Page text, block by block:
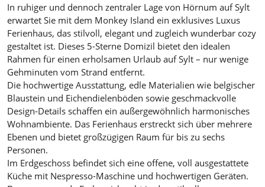
In ruhiger und dennoch zentraler Lage von Hörnum auf Sylt
erwartet Sie mit dem Monkey Island ein exklusives Luxus
Ferienhaus, das stilvoll, elegant und zugleich wunderbar cozy
gestaltet ist. Dieses 5-Sterne Domizil bietet den idealen
Rahmen für einen erholsamen Urlaub auf Sylt – nur wenige
Gehminuten vom Strand entfernt.
Die hochwertige Ausstattung, edle Materialien wie belgischer
Blaustein und Eichendielenböden sowie geschmackvolle
Design-Details schaffen ein außergewöhnlich harmonisches
Wohnambiente. Das Ferienhaus erstreckt sich über mehrere
Ebenen und bietet großzügigen Raum für bis zu sechs
Personen.
Im Erdgeschoss befindet sich eine offene, voll ausgestattete
Küche mit Nespresso-Maschine und hochwertigen Geräten.